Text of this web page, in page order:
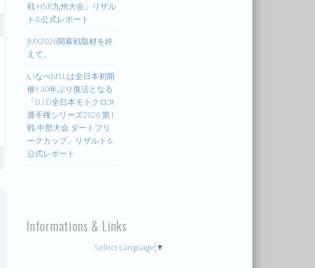
戦 HSR九州大会」リザル
ト&公式レポート
JMX2026開幕戦取材を終
えて。
いなべMSLは全日本初開
催!! 30年ぶり復活となる
「D.I.D全日本モトクロス
選手権シリーズ2026 第1
戦 中部大会 ダートフリ
ークカップ」リザルト&
公式レポート
Informations & Links
Select Language ▼